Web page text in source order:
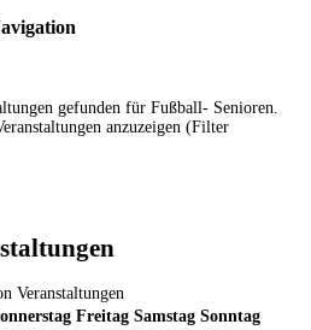
gefunden für Fußball- Senioren.
anzuzeigen (Filter
Veranstaltungen
Freitag Samstag Sonntag